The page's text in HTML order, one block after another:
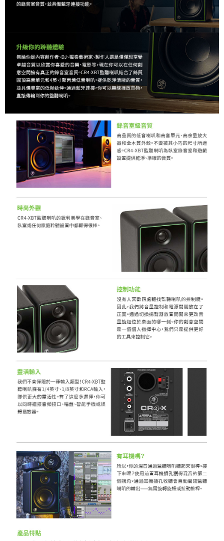
４．使用「AFTEE先享後付」時，將依據個別帳號之用戶狀況，依本公司即
時審查核予不同之上限額度；若仍有額度不足之情形，本公司將視審查結果
５．嚴禁一人註冊多個帳號或使用他人資訊註冊。若發現惡意使用之情形，
恩沛科技股份有限公司將有權停止該用戶之使用額度並採取法律行動。